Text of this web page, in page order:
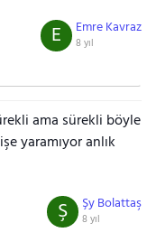
Emre Kavraz
8 yıl
E
ama sürekli böyle
yaramıyor anlık
Şy Bolattaş
8 yıl
Ş